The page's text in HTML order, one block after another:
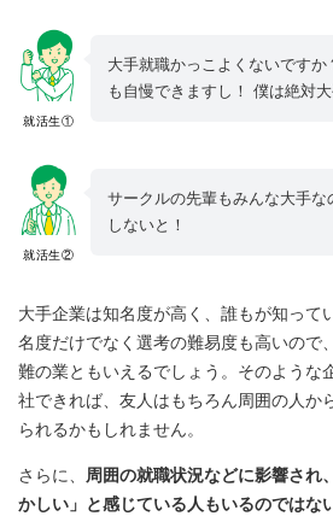
就活生①
大手就職かっこよくないです
も自慢できますし！ 僕は絶対
就活生②
サークルの先輩もみんな大手
しないと！
大手企業は知名度が高く、誰もが知って
名度だけでなく選考の難易度も高いので
難の業ともいえるでしょう。そのような
社できれば、友人はもちろん周囲の人か
られるかもしれません。
さらに、 周囲の就職状況などに影響され
かしい」と感じている人もいるのではな